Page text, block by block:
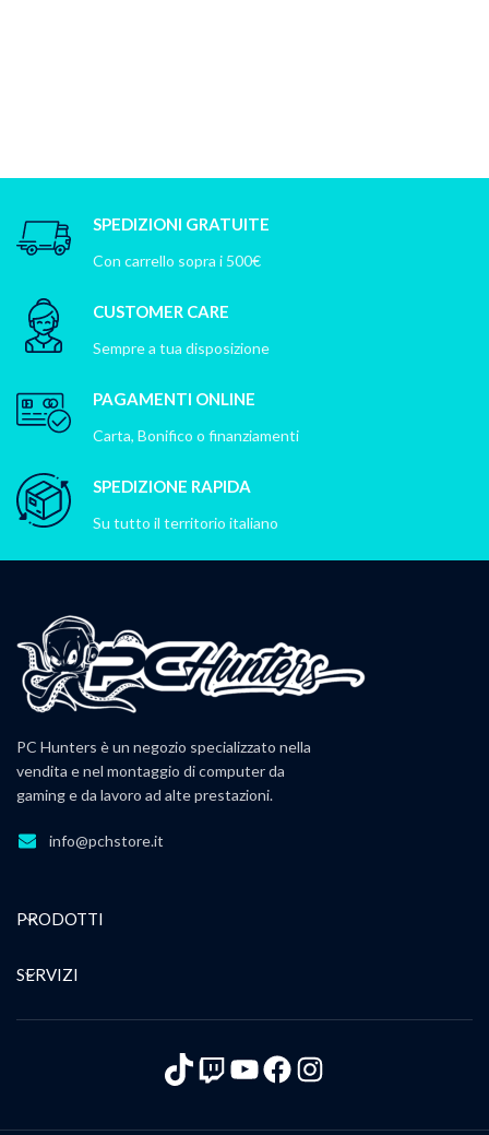
SPEDIZIONI GRATUITE
Con carrello sopra i 500€
CUSTOMER CARE
Sempre a tua disposizione
PAGAMENTI ONLINE
Carta, Bonifico o finanziamenti
SPEDIZIONE RAPIDA
Su tutto il territorio italiano
PC Hunters è un negozio specializzato nella
vendita e nel montaggio di computer da
gaming e da lavoro ad alte prestazioni.
info@pchstore.it
PRODOTTI
SERVIZI
TikTok
Twitch
YouTube
Facebook
Instagram